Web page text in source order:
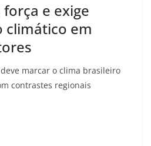
força e exige
climático em
marcar o clima brasileiro
contrastes regionais